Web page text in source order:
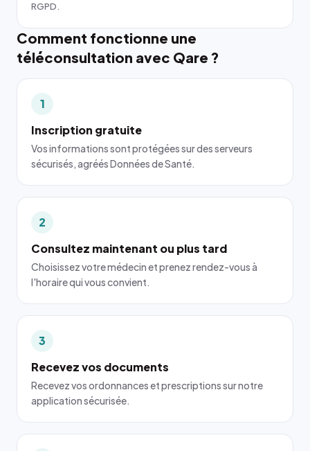
RGPD.
Comment fonctionne une
téléconsultation avec Qare ?
1
Inscription gratuite
Vos informations sont protégées sur des serveurs
sécurisés, agréés Données de Santé.
2
Consultez maintenant ou plus tard
Choisissez votre médecin et prenez rendez-vous à
l'horaire qui vous convient.
3
Recevez vos documents
Recevez vos ordonnances et prescriptions sur notre
application sécurisée.